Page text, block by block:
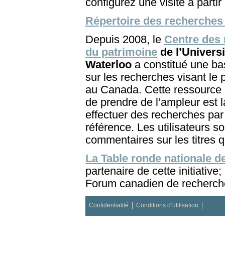
Répertoire des
Depuis 2008, le Centre
du patrimoine de
Waterloo a constitué une
sur les recherches visant le
au Canada. Cette
de prendre de l’ampleur
effectuer des recherches
référence. Les utilisateurs
commentaires sur les titres
La Table ronde nationale
partenaire de cette
Forum canadien de
Confidentialité Conditions d’utilisation